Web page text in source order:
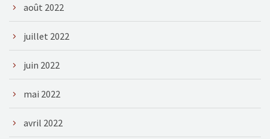
août 2022
juillet 2022
juin 2022
mai 2022
avril 2022